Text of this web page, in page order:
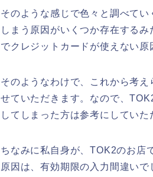
そのような感じで色々と調べて
しまう原因がいくつか存在する
でクレジットカードが使えない原
そのようなわけで、これから考
せていただきます。なので、
してしまった方は参考にしていた
ちなみに私自身が、TOK2のお店
原因は、有効期限の入力間違い